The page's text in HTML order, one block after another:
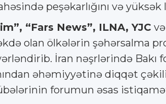
peşəkarlığını və
“Fars News”, ILNA, YJC və
olan ölkələrin şəhərsalma
İran nəşrlərində Bakı
əhəmiyyətinə diqqət
forumun əsas